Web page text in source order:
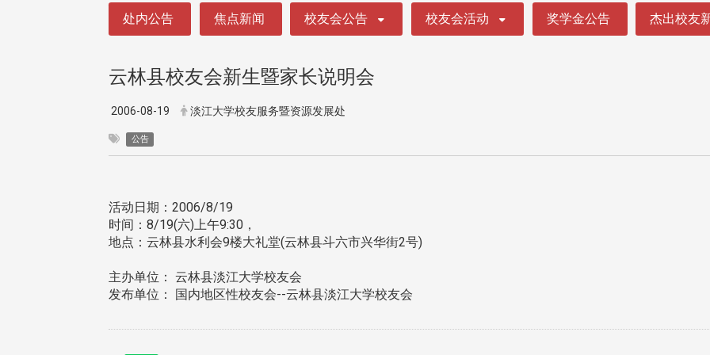
处内公告 焦点新闻 校友会公告 校友会活动 奖学金公告 杰出校友
云林县校友会新生暨家长说明会
2006-08-19 淡江大学校友服务暨资源发展处
公告
活动日期：2006/8/19
时间：8/19(六)上午9:30，
地点：云林县水利会9楼大礼堂(云林县斗六市兴华街2号)
主办单位： 云林县淡江大学校友会
发布单位： 国内地区性校友会--云林县淡江大学校友会